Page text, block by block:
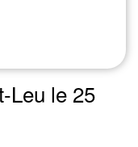
Leu le 25